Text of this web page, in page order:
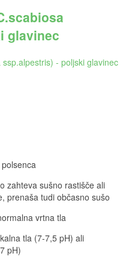
glavinec
zahteva sušno rastišče ali
prenaša tudi občasno sušo
vrtna tla
tla (7-7,5 pH) ali
pH)